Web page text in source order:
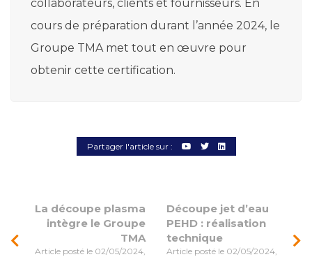
collaborateurs, clients et fournisseurs. En
cours de préparation durant l’année 2024, le
Groupe TMA met tout en œuvre pour
obtenir cette certification.
Partager l'article sur :
La découpe plasma
intègre le Groupe
TMA
Article posté le 02/05/2024,
Découpe jet d’eau
PEHD : réalisation
technique
Article posté le 02/05/2024,